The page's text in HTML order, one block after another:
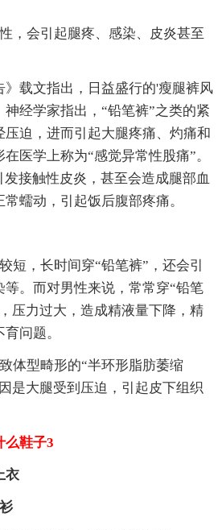
，会引起腿疼、感染、皮炎甚至
》载文指出，日益盛行的'瘦腿裤风
经学家指出，“铅笔裤”之类的紧
迫，进而引起大腿疼痛、灼痛和
医学上称为“感觉异常性股痛”。
发接触性皮炎，甚至会造成腿部血
蠕动，引起饭后腹部疼痛。
短，长时间穿“铅笔裤”，还会引
。而对男性来说，常常穿“铅笔
压力过大，造成精液量下降，精
问题。
体型畸形的“半环形脂肪萎缩
是大腿受到压迫，引起皮下组织
鞋子3
衣